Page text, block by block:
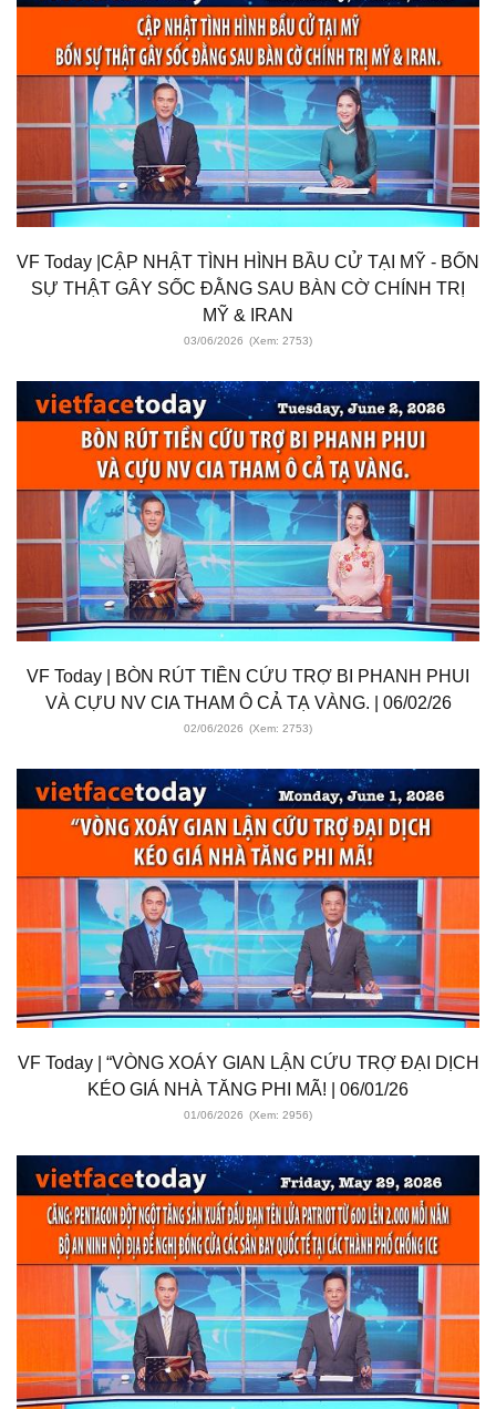
VF Today |CẬP NHẬT TÌNH HÌNH BẦU CỬ TẠI MỸ - BỐN
SỰ THẬT GÂY SỐC ĐẰNG SAU BÀN CỜ CHÍNH TRỊ
MỸ & IRAN
03/06/2026 (Xem: 2753)
VF Today | BÒN RÚT TIỀN CỨU TRỢ BI PHANH PHUI
VÀ CỰU NV CIA THAM Ô CẢ TẠ VÀNG. | 06/02/26
02/06/2026 (Xem: 2753)
VF Today | “VÒNG XOÁY GIAN LẬN CỨU TRỢ ĐẠI DỊCH
KÉO GIÁ NHÀ TĂNG PHI MÃ! | 06/01/26
01/06/2026 (Xem: 2956)